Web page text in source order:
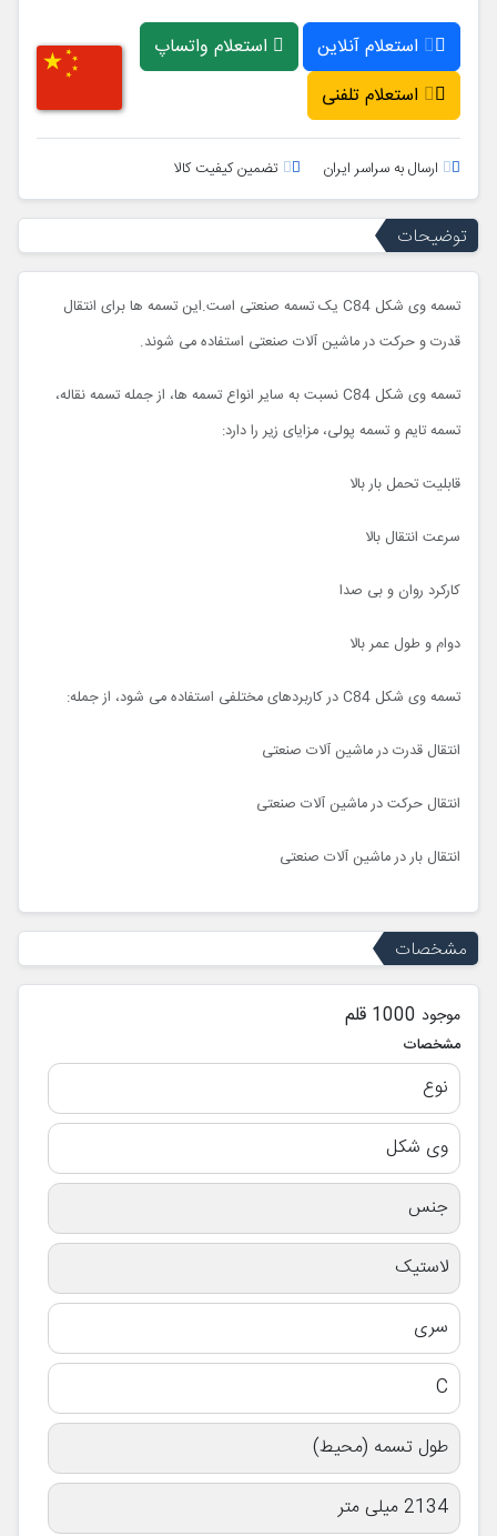
استعلام آنلاین
استعلام واتساپ
استعلام تلفنی
ارسال به سراسر ایران تضمین کیفیت کالا
توضیحات
تسمه وی شکل C84 یک تسمه صنعتی است.این تسمه ها برای انتقال
قدرت و حرکت در ماشین آلات صنعتی استفاده می شوند.
تسمه وی شکل C84 نسبت به سایر انواع تسمه ها، از جمله تسمه نقاله،
تسمه تایم و تسمه پولی، مزایای زیر را دارد:
قابلیت تحمل بار بالا
سرعت انتقال بالا
کارکرد روان و بی صدا
دوام و طول عمر بالا
تسمه وی شکل C84 در کاربردهای مختلفی استفاده می شود، از جمله:
انتقال قدرت در ماشین آلات صنعتی
انتقال حرکت در ماشین آلات صنعتی
انتقال بار در ماشین آلات صنعتی
مشخصات
موجود 1000 قلم
مشخصات
نوع
وی شکل
جنس
لاستیک
سری
C
طول تسمه (محیط)
2134 میلی متر